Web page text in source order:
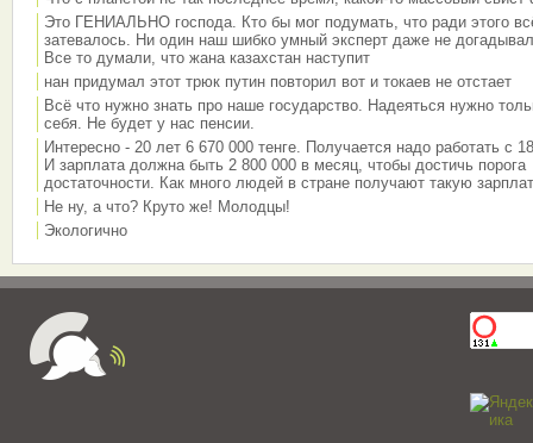
Это ГЕНИАЛЬНО господа. Кто бы мог подумать, что ради этого
затевалось. Ни один наш шибко умный эксперт даже не
Все то думали, что жана казахстан наступит
нан придумал этот трюк путин повторил вот и токаев не отстает
Всё что нужно знать про наше государство. Надеяться нужно
себя. Не будет у нас пенсии.
Интересно - 20 лет 6 670 000 тенге. Получается надо работать с
И зарплата должна быть 2 800 000 в месяц, чтобы достичь порога
достаточности. Как много людей в стране получают такую
Не ну, а что? Круто же! Молодцы!
Экологично